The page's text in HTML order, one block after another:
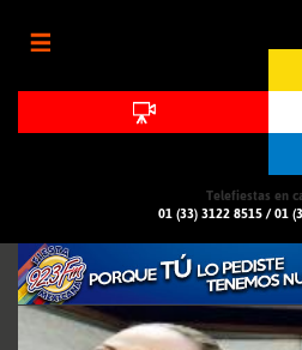
Telefiestas en
01 (33) 3122 8515 /01